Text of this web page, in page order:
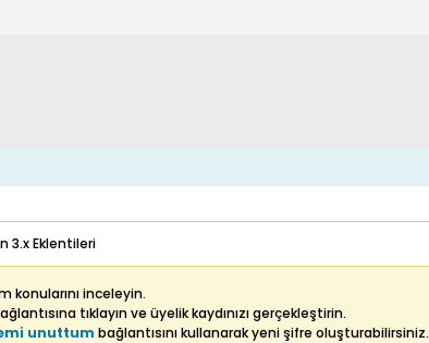
3.x Eklentileri
konularını inceleyin.
tıklayın ve üyelik kaydınızı gerçekleştirin.
unuttum bağlantısını kullanarak yeni şifre oluşturabilirsiniz.